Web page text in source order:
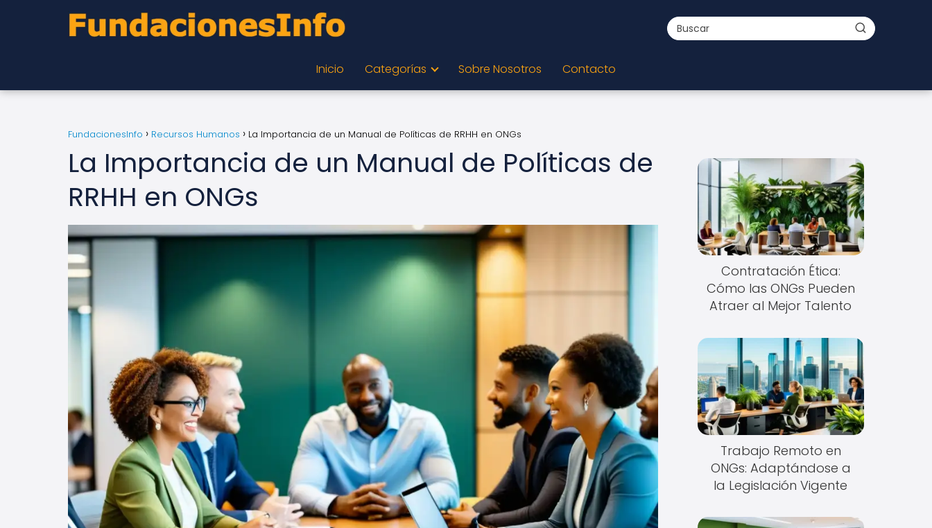
Inicio Categorías Sobre Nosotros Contacto
FundacionesInfo Recursos Humanos La Importancia de un Manual de Políticas de RRHH en ONGs
La Importancia de un Manual de Políticas de
RRHH en ONGs
Contratación Ética:
Cómo las ONGs Pueden
Atraer al Mejor Talento
Trabajo Remoto en
ONGs: Adaptándose a
la Legislación Vigente